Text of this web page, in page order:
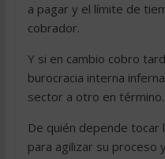
a pagar y el límite de
cobrador.
Y si en cambio cobro
burocracia interna
sector a otro en término.
De quién depende
para agilizar su proceso